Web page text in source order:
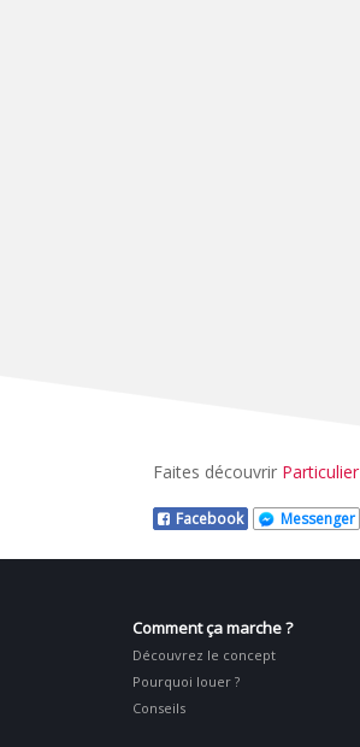
Faites découvrir Particulier
Facebook Messenger
Comment ça marche ?
Découvrez le concept
Pourquoi louer ?
Conseils